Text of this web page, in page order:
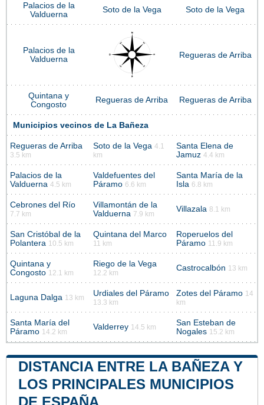
Palacios de la
Valduerna
Soto de la Vega Soto de la Vega
Palacios de la
Valduerna
Regueras de Arriba
Quintana y
Congosto
Regueras de Arriba Regueras de Arriba
Municipios vecinos de La Bañeza
Regueras de Arriba
3.5 km
Soto de la Vega 4.1
km
Santa Elena de
Jamuz 4.4 km
Palacios de la
Valduerna 4.5 km
Valdefuentes del
Páramo 6.6 km
Santa María de la
Isla 6.8 km
Cebrones del Río
7.7 km
Villamontán de la
Valduerna 7.9 km
Villazala 8.1 km
San Cristóbal de la
Polantera 10.5 km
Quintana del Marco
11 km
Roperuelos del
Páramo 11.9 km
Quintana y
Congosto 12.1 km
Riego de la Vega
12.2 km
Castrocalbón 13 km
Laguna Dalga 13 km Urdiales del Páramo
13.3 km
Zotes del Páramo 14
km
Santa María del
Páramo 14.2 km
Valderrey 14.5 km
San Esteban de
Nogales 15.2 km
DISTANCIA ENTRE LA BAÑEZA Y
LOS PRINCIPALES MUNICIPIOS
DE ESPAÑA